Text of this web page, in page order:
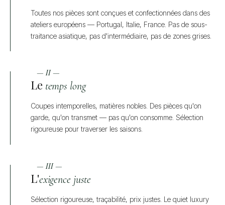
Toutes nos pièces sont conçues et confectionnées dans des
ateliers européens — Portugal, Italie, France. Pas de sous-
traitance asiatique, pas d'intermédiaire, pas de zones grises.
— II —
Le temps long
Coupes intemporelles, matières nobles. Des pièces qu'on
garde, qu'on transmet — pas qu'on consomme. Sélection
rigoureuse pour traverser les saisons.
— III —
L'exigence juste
Sélection rigoureuse, traçabilité, prix justes. Le quiet luxury